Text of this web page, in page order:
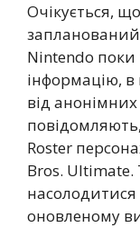
Очікується,
запланований
Nintendo поки
інформацію, в
від
Roster
Bros. Ultimate.
оновленому